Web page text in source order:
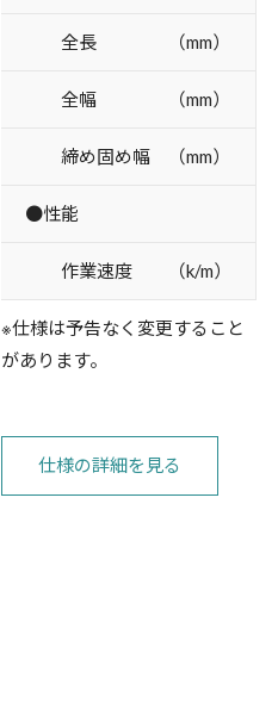
全長 （mm）
全幅 （mm）
締め固め幅 （mm）
●性能
作業速度 （k/m）
※仕様は予告なく変更すること
があります。
仕様の詳細を見る